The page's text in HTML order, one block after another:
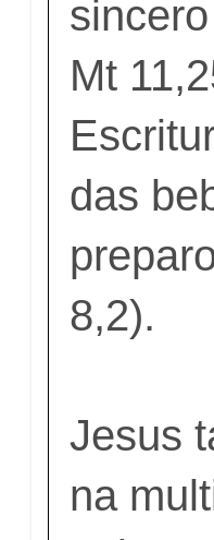
Mt
das
8,2).
Jesus
na